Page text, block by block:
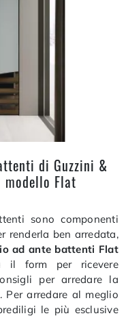
di Guzzini &
Flat
sono componenti
renderla ben arredata,
ad ante battenti Flat
il form per ricevere
per arredare la
Per arredare al meglio
le più esclusive